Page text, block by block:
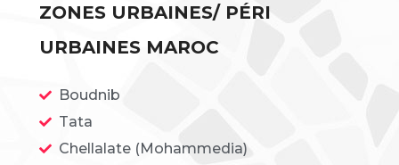
ZONES URBAINES/ PÉRI
URBAINES MAROC
Boudnib
Tata
Chellalate (Mohammedia)